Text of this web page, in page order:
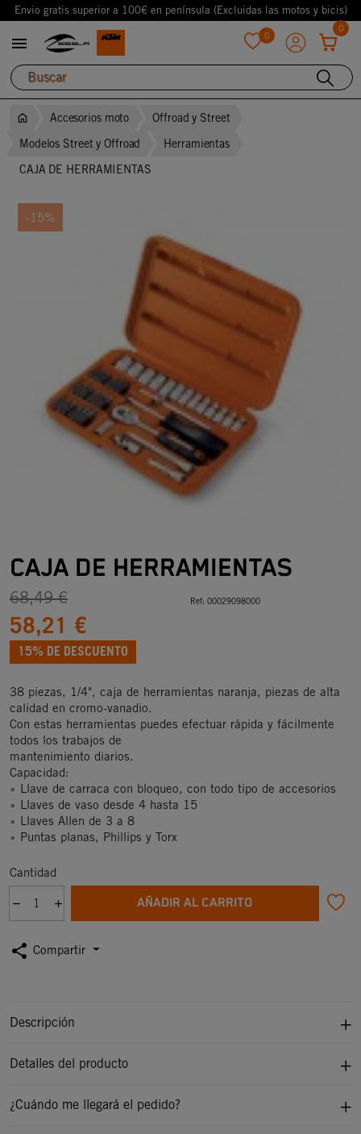
Envio gratis superior a 100€ en península (Excluidas las motos y bicis)
 0
0
Accesorios moto
Offroad y Street
Modelos Street y Offroad
Herramientas
CAJA DE HERRAMIENTAS
-15%
CAJA DE HERRAMIENTAS
68,49 €
58,21 €
15% DE DESCUENTO
Ref: 00029098000
38 piezas, 1/4", caja de herramientas naranja, piezas de alta
calidad en cromo-vanadio.
Con estas herramientas puedes efectuar rápida y fácilmente
todos los trabajos de
mantenimiento diarios.
Capacidad:
» Llave de carraca con bloqueo, con todo tipo de accesorios
» Llaves de vaso desde 4 hasta 15
» Llaves Allen de 3 a 8
» Puntas planas, Phillips y Torx
Cantidad
AÑADIR AL CARRITO
share Compartir
Descripción
Detalles del producto
¿Cuándo me llegará el pedido?